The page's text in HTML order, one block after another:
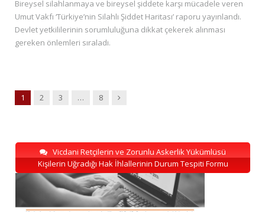
Bireysel silahlanmaya ve bireysel şiddete karşı mücadele veren
Umut Vakfı ‘Türkiye’nin Silahlı Şiddet Haritası’ raporu yayınlandı.
Devlet yetkililerinin sorumluluğuna dikkat çekerek alınması
gereken önlemleri sıraladı.
1 2 3 … 8 Next
Vicdani Retçilerin ve Zorunlu Askerlik Yükümlüsü
Kişilerin Uğradığı Hak İhlallerinin Durum Tespiti Formu